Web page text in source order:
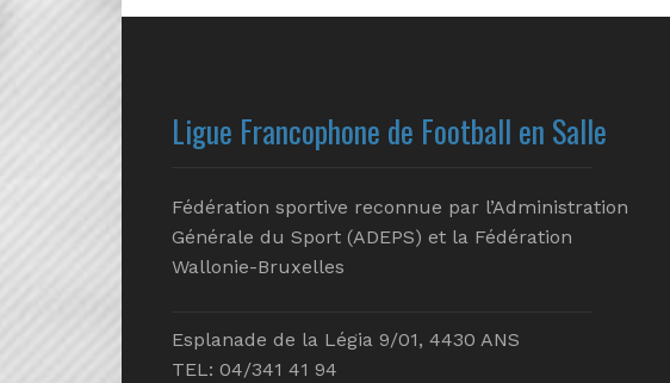
Ligue Francophone de Football en Salle
Fédération sportive reconnue par l’Administration
Générale du Sport (ADEPS) et la Fédération
Wallonie-Bruxelles
Esplanade de la Légia 9/01, 4430 ANS
TEL: 04/341 41 94